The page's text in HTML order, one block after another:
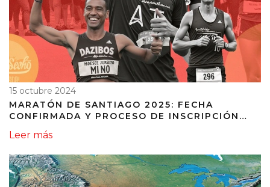
15 octubre 2024
MARATÓN DE SANTIAGO 2025: FECHA
CONFIRMADA Y PROCESO DE INSCRIPCIÓN
Leer más